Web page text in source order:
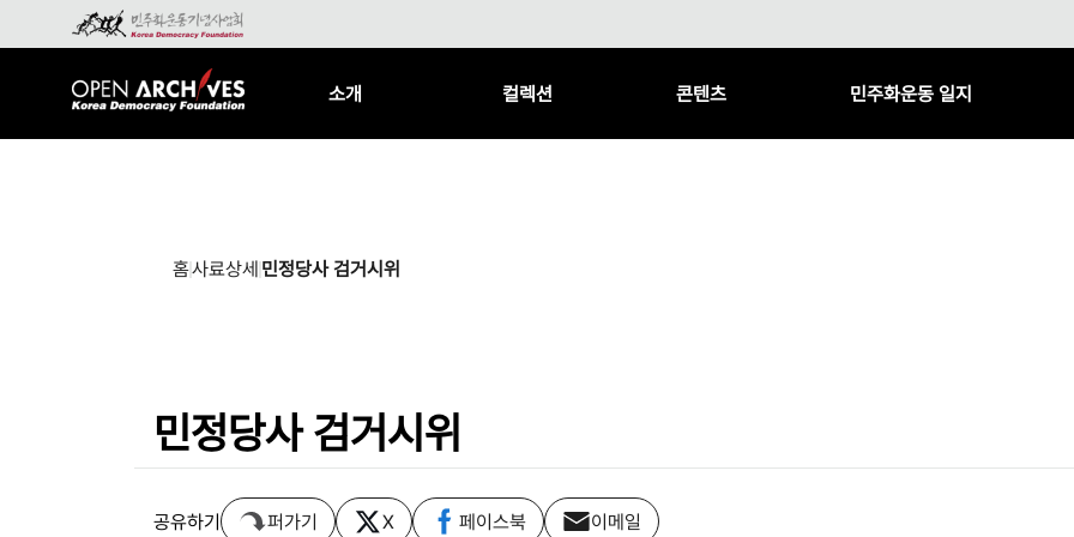
소개 컬렉션 콘텐츠 민주화운동 일지
홈사료상세 민정당사 검거시위
민정당사 검거시위
공유하기 퍼가기 X 페이스북 이메일